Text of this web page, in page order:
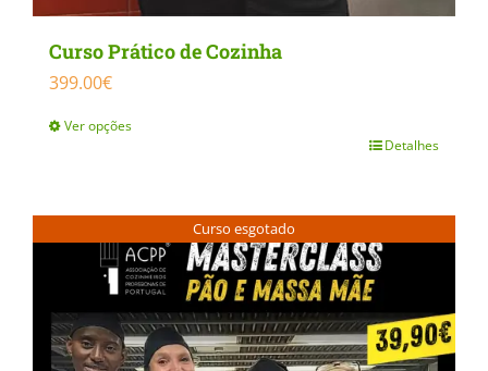
Curso Prático de Cozinha
399.00€
Ver opções
has
multiple
variants.
The
options
Detalhes
Curso esgotado